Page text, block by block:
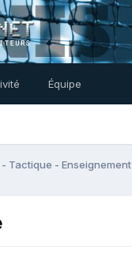
Équipe
Tactique - Enseignement